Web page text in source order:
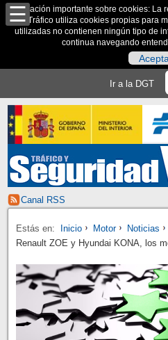
Información importante sobre cookies: La
de Tráfico utiliza cookies propias para
utilizadas no contienen ningún tipo de
continua navegando
Ir a la DGT
Canal RSS
Estás en: Inicio Motor Noticias
Renault ZOE y Hyundai KONA, los